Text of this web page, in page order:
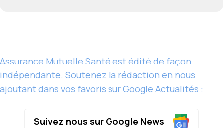
Assurance Mutuelle Santé est édité de façon
indépendante. Soutenez la rédaction en nous
ajoutant dans vos favoris sur Google Actualités :
Suivez nous sur Google News